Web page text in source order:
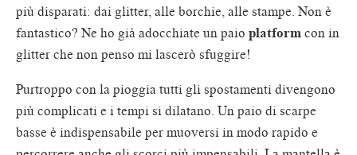
più disparati: dai glitter, alle borchie, alle stampe. Non è
fantastico? Ne ho già adocchiate un paio platformcon in
glitter che non penso mi lascerò sfuggire!
Purtroppo con la pioggia tutti gli spostamenti divengono
più complicati e i tempi si dilatano. Un paio di scarpe
basse è indispensabile per muoversi in modo rapido e